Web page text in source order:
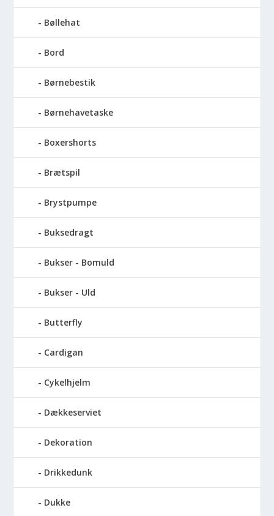
Bøllehat
Bord
Børnebestik
Børnehavetaske
Boxershorts
Brætspil
Brystpumpe
Buksedragt
Bukser - Bomuld
Bukser - Uld
Butterfly
Cardigan
Cykelhjelm
Dækkeserviet
Dekoration
Drikkedunk
Dukke